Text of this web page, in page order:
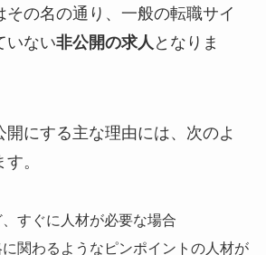
の名の通り、 一般の転職サイ
いない非公開の求人 となりま
にする主な理由には、次のよ
。
すぐに人材が必要な場合
関わるようなピンポイントの人材が